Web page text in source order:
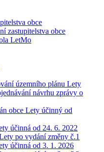
obce
zastupitelstva obce
LetMo
územního plánu Lety
návrhu zprávy o
obce Lety účinný od
účinná od 24. 6. 2022
po vydání změny č.1
účinná od 3. 1. 2026